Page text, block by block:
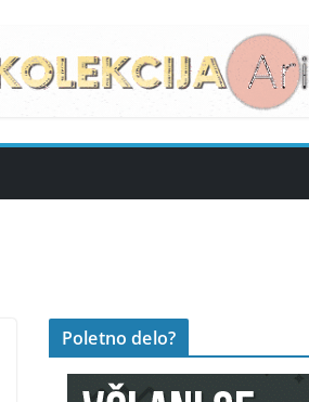
Poletno delo?